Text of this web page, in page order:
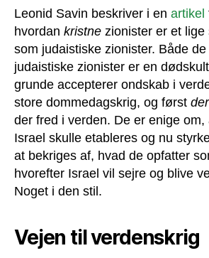
Leonid Savin beskriver i en artikel
hvordan kristne zionister er et lige
som judaistiske zionister. Både
judaistiske zionister er en
grunde accepterer ondskab i
store dommedagskrig, og først
der fred i verden. De er enige om,
Israel skulle etableres og nu
at bekriges af, hvad de opfatter
hvorefter Israel vil sejre og blive
Noget i den stil.
Vejen til verdenskrig